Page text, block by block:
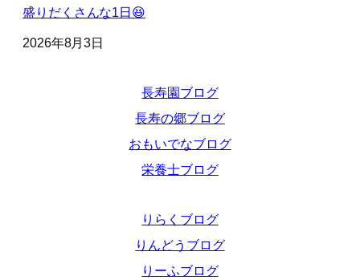
盛りだくさんな1日😆
2026年8月3日
長寿園ブログ
長寿の郷ブログ
おもいでなブログ
栄養士ブログ
りらくブログ
りんどうブログ
りーふブログ